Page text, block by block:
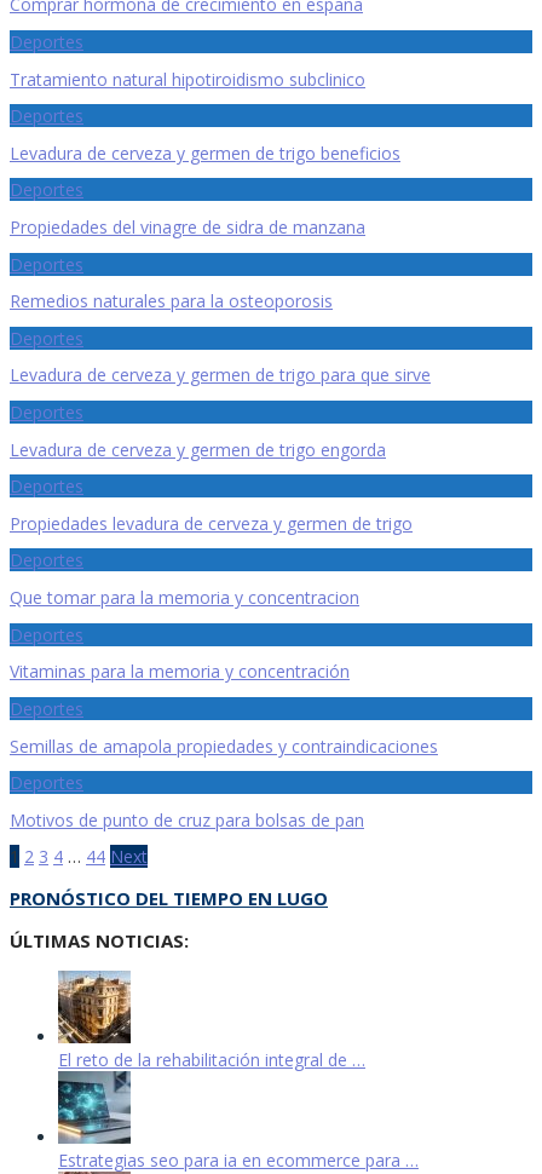
Comprar hormona de crecimiento en españa
Deportes
Tratamiento natural hipotiroidismo subclinico
Deportes
Levadura de cerveza y germen de trigo beneficios
Deportes
Propiedades del vinagre de sidra de manzana
Deportes
Remedios naturales para la osteoporosis
Deportes
Levadura de cerveza y germen de trigo para que sirve
Deportes
Levadura de cerveza y germen de trigo engorda
Deportes
Propiedades levadura de cerveza y germen de trigo
Deportes
Que tomar para la memoria y concentracion
Deportes
Vitaminas para la memoria y concentración
Deportes
Semillas de amapola propiedades y contraindicaciones
Deportes
Motivos de punto de cruz para bolsas de pan
Navegación
de
entradas
1 2 3 4 … 44 Next
PRONÓSTICO DEL TIEMPO EN LUGO
ÚLTIMAS NOTICIAS:
El reto de la rehabilitación integral de …
Estrategias seo para ia en ecommerce para …